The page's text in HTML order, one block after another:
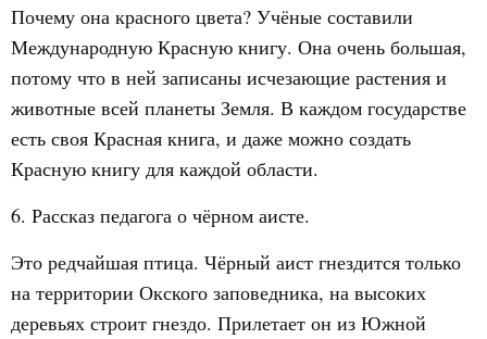
Почему она красного цвета? Учёные составили
Международную Красную книгу. Она очень большая,
потому что в ней записаны исчезающие растения и
животные всей планеты Земля. В каждом государстве
есть своя Красная книга, и даже можно создать
Красную книгу для каждой области.
6. Рассказ педагога о чёрном аисте.
Это редчайшая птица. Чёрный аист гнездится только
на территории Окского заповедника, на высоких
деревьях строит гнездо. Прилетает он из Южной